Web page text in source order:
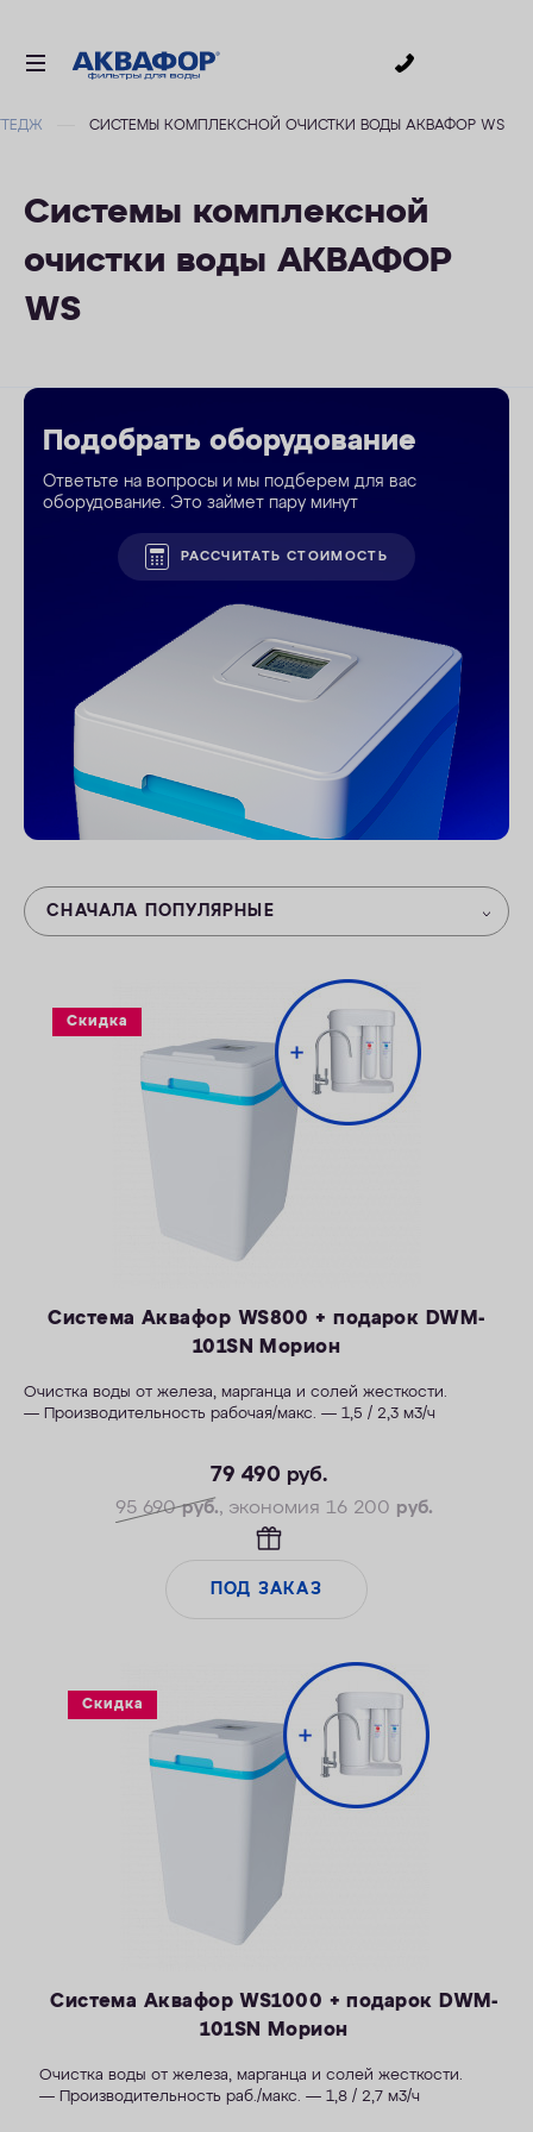
ДЛЯ ВАННОЙ
В КОТТЕДЖ
ДЛЯ БИЗНЕСА
ДОСТАВКА
СИСТЕМЫ КОМПЛЕКСНОЙ ОЧИСТКИ ВОДЫ АКВАФОР WS
Системы комплексной
очистки воды АКВАФОР
WS
Подобрать оборудование
Ответьте на вопросы и мы подберем для вас
оборудование. Это займет пару минут
РАССЧИТАТЬ СТОИМОСТЬ
СНАЧАЛА ПОПУЛЯРНЫЕ
Скидка
Система Аквафор WS800 + подарок DWM-
101SN Морион
Очистка воды от железа, марганца и солей жесткости.
— Производительность рабочая/макс. — 1,5 / 2,3 м3/ч
— Максимальная удаляемая концентрация железа — 12 мг/л
— Максимальная удаляемая концентрация растворенного
марганца — 5 мг/л
— Объем воды/соли на регенерацию от 66 литров / 1,0 кг
— Размеры 404 х 485 х 706 мм
79 490 руб.
95 690руб., экономия 16 200 руб.
ПОД ЗАКАЗ
Скидка
Система Аквафор WS1000 + подарок DWM-
101SN Морион
Очистка воды от железа, марганца и солей жесткости.
— Производительность раб./макс. — 1,8 / 2,7 м3/ч